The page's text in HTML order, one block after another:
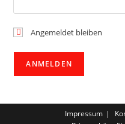
Angemeldet bleiben
Impressum